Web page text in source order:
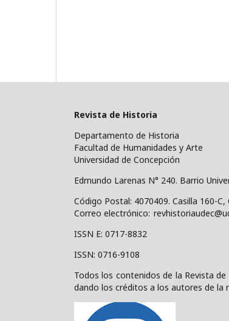
Revista de Historia
Departamento de Historia
Facultad de Humanidades y Arte
Universidad de Concepción
Edmundo Larenas N° 240. Barrio
Código Postal: 4070409. Casilla 160-
Correo electrónico:
ISSN E: 0717-8832
ISSN: 0716-9108
Todos los contenidos de la Revista
dando los créditos a los autores de la